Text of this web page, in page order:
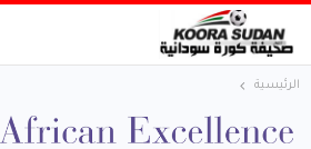
الرئيسية